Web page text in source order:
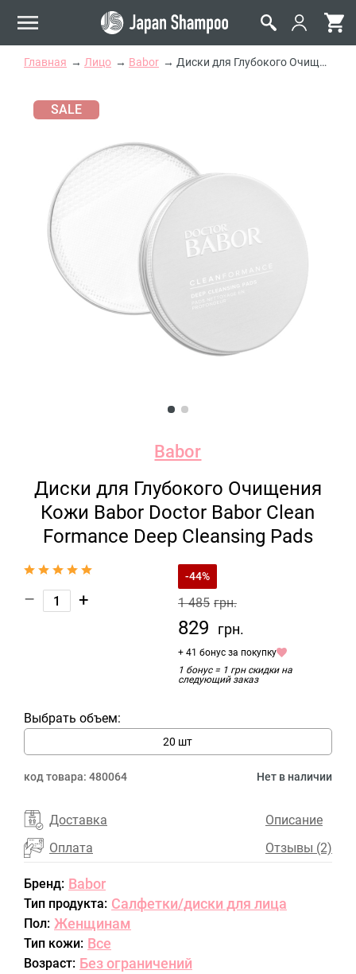
Главная Лицо Babor Диски для Глубокого Очищения Кожи Babor Doctor Babor Clean Formance Deep Cleansing Pads
SALE
Babor
Диски для Глубокого Очищения
Кожи Babor Doctor Babor Clean
Formance Deep Cleansing Pads
– +
-44%
1 485 грн.
829 грн.
+ 41 бонус за покупку
1 бонус = 1 грн скидки на
следующий заказ
Выбрать объем:
20 шт
код товара: 480064 Нет в наличии
Доставка
Оплата
Описание
Отзывы (2)
Бренд: Babor
Тип продукта: Салфетки/диски для лица
Пол: Женщинам
Тип кожи: Все
Возраст: Без ограничений